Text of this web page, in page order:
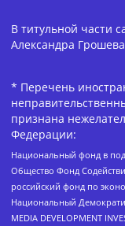
В титульной части
Александра
* Перечень
признана
Федерации:
Национальный фонд в
Общество Фонд
российский фонд по
Национальный
MEDIA DEVELOPMENT